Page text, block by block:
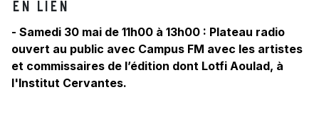
EN LIEN
- Samedi 30 mai de 11h00 à 13h00 : Plateau radio
ouvert au public avec Campus FM avec les artistes
et commissaires de l’édition dont Lotfi Aoulad, à
l'Institut Cervantes.